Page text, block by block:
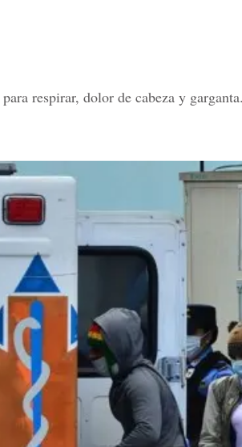
respirar, dolor de cabeza y garganta.